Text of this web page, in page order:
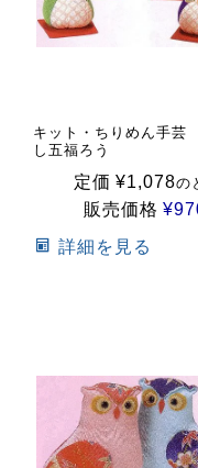
キット・ちりめん手芸
し五福ろう
定価 ¥1,078の
販売価格 ¥
詳細を見る